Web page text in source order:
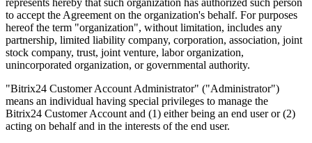
represents hereby that such organization has authorized such person
to accept the Agreement on the organization's behalf. For purposes
hereof the term "organization", without limitation, includes any
partnership, limited liability company, corporation, association, joint
stock company, trust, joint venture, labor organization,
unincorporated organization, or governmental authority.
"Bitrix24 Customer Account Administrator" ("Administrator")
means an individual having special privileges to manage the
Bitrix24 Customer Account and (1) either being an end user or (2)
acting on behalf and in the interests of the end user.